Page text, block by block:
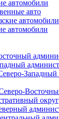
автомобили
авто
автомобили
автомобили
Западный